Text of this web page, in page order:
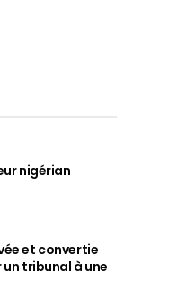
nigérian
et convertie
tribunal à une